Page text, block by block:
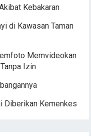
Kebakaran
di Kawasan Taman
Memvideokan
Izin
Diberikan Kemenkes